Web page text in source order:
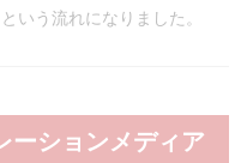
いう流れになりました。
ーションメディア